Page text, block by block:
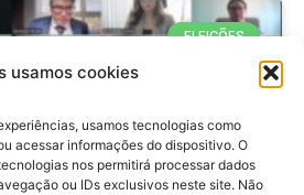
usamos cookies
usamos tecnologias como
acessar informações do dispositivo. O
nos permitirá processar dados
ou IDs exclusivos neste site. Não
ELEIÇÕES